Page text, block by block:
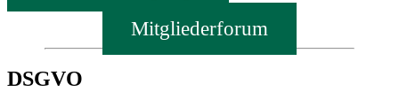
Mitgliederforum
DSGVO